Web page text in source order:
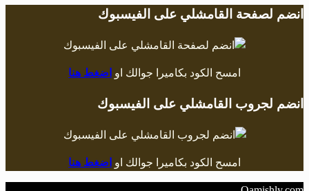
X
انضم لصفحة القامشلي على الفيسبوك
امسح الكود بكاميرا جوالك او اضغط هنا
انضم لجروب القامشلي على الفيسبوك
امسح الكود بكاميرا جوالك او اضغط هنا